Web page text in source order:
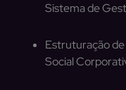
Sistema de
Estruturação
Social